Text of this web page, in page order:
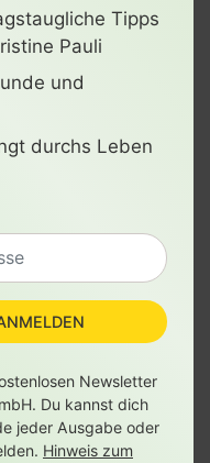
Tipps
Pauli
und
durchs Leben
Newsletter
Du kannst dich
jeder Ausgabe oder
Hinweis zum